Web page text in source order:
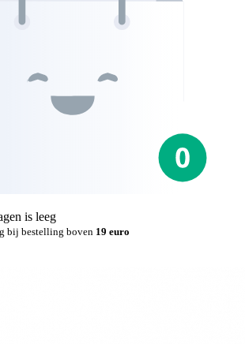
is leeg
bij bestelling boven 19 euro